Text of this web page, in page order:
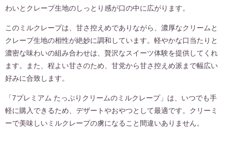
わいとクレープ生地のしっとり感が口の中に広がります。
このミルクレープは、甘さ控えめでありながら、濃厚なクリームと
クレープ生地の相性が絶妙に調和しています。軽やかな口当たりと
濃密な味わいの組み合わせは、贅沢なスイーツ体験を提供してくれ
ます。また、程よい甘さのため、甘党から甘さ控えめ派まで幅広い
好みに合致します。
「7プレミアム たっぷりクリームのミルクレープ」は、いつでも手
軽に購入できるため、デザートやおやつとして最適です。クリーミ
ーで美味しいミルクレープの虜になること間違いありません。